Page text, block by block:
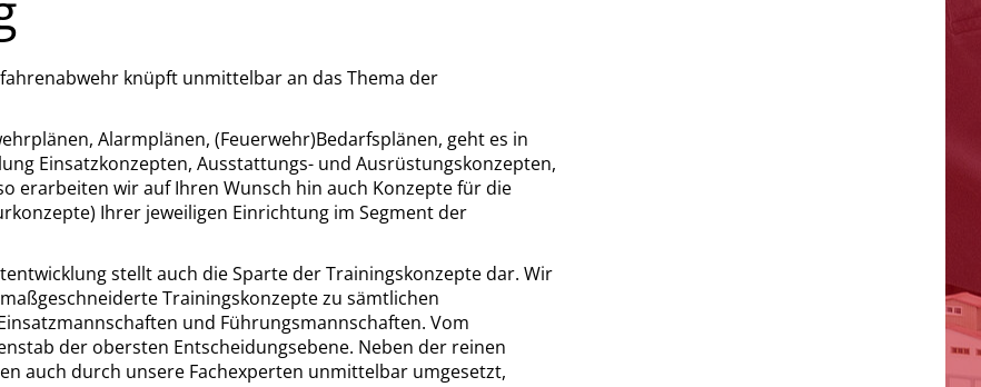
knüpft unmittelbar an das Thema der
Alarmplänen, (Feuerwehr)Bedarfsplänen, geht es in
Einsatzkonzepten, Ausstattungs- und Ausrüstungskonzepten,
erarbeiten wir auf Ihren Wunsch hin auch Konzepte für die
Ihrer jeweiligen Einrichtung im Segment der
stellt auch die Sparte der Trainingskonzepte dar. Wir
Trainingskonzepte zu sämtlichen
und Führungsmannschaften. Vom
der obersten Entscheidungsebene. Neben der reinen
auch durch unsere Fachexperten unmittelbar umgesetzt,